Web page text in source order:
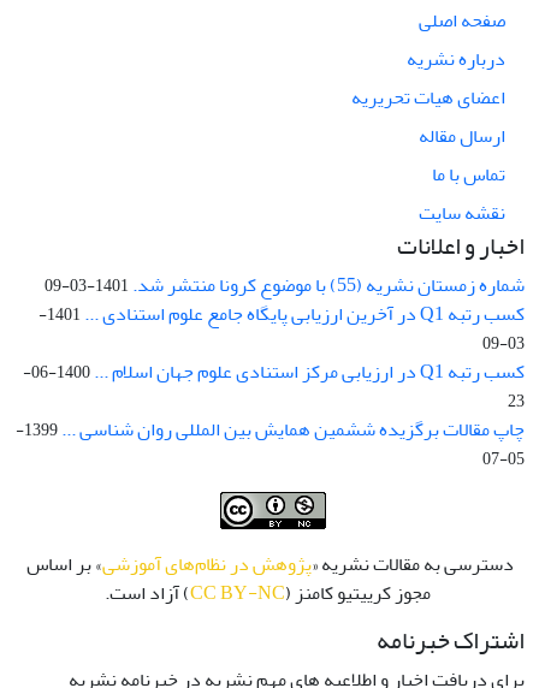
صفحه اصلی
درباره نشریه
اعضای هیات تحریریه
ارسال مقاله
تماس با ما
نقشه سایت
اخبار و اعلانات
شماره زمستان نشریه (55) با موضوع کرونا منتشر شد. 1401-03-09
کسب رتبه Q1 در آخرین ارزیابی پایگاه جامع علوم استنادی ...
1401-
03-09
کسب رتبه Q1 در ارزیابی مرکز استنادی علوم جهان اسلام ...
1400-06-
23
چاپ مقالات برگزیده ششمین همایش بین المللی روان شناسی ...
1399-
05-07
دسترسی به مقالات نشریه «پژوهش در نظام‌های آموزشی» بر اساس
مجوز کرییتیو کامنز (CC BY-NC) آزاد است.
اشتراک خبرنامه
برای دریافت اخبار و اطلاعیه های مهم نشریه در خبرنامه نشریه